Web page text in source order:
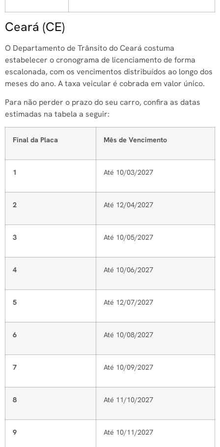
Ceará (CE)
O Departamento de Trânsito do Ceará costuma
estabelecer o cronograma de licenciamento de forma
escalonada, com os vencimentos distribuídos ao longo dos
meses do ano. A taxa veicular é cobrada em valor único.
Para não perder o prazo do seu carro, confira as datas
estimadas na tabela a seguir:
Final da Placa Mês de Vencimento
1 Até 10/03/2027
2 Até 12/04/2027
3 Até 10/05/2027
4 Até 10/06/2027
5 Até 12/07/2027
6 Até 10/08/2027
7 Até 10/09/2027
8 Até 11/10/2027
9 Até 10/11/2027